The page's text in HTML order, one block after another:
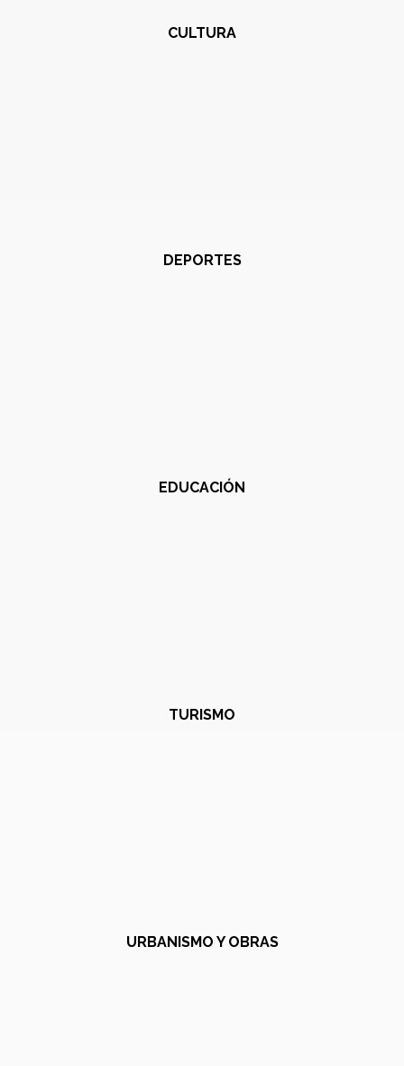
CULTURA
DEPORTES
EDUCACIÓN
TURISMO
URBANISMO Y OBRAS